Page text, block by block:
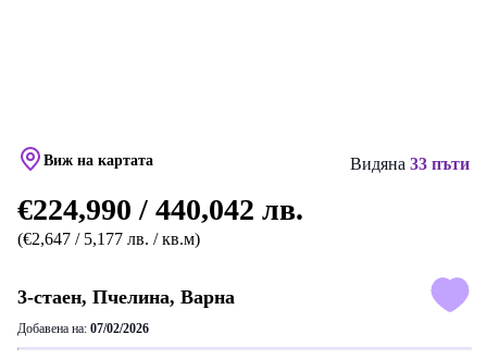
Виж на картата Видяна 33 пъти
€224,990 / 440,042 лв.
(€2,647 / 5,177 лв. / кв.м)
3-стаен, Пчелина, Варна
Добавена на: 07/02/2026